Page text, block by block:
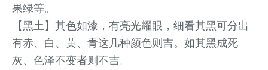
果绿等。
【黑土】其色如漆，有亮光耀眼，细看其黑可分出
有赤、白、黄、青这几种颜色则吉。如其黑成死
灰、色泽不变者则不吉。